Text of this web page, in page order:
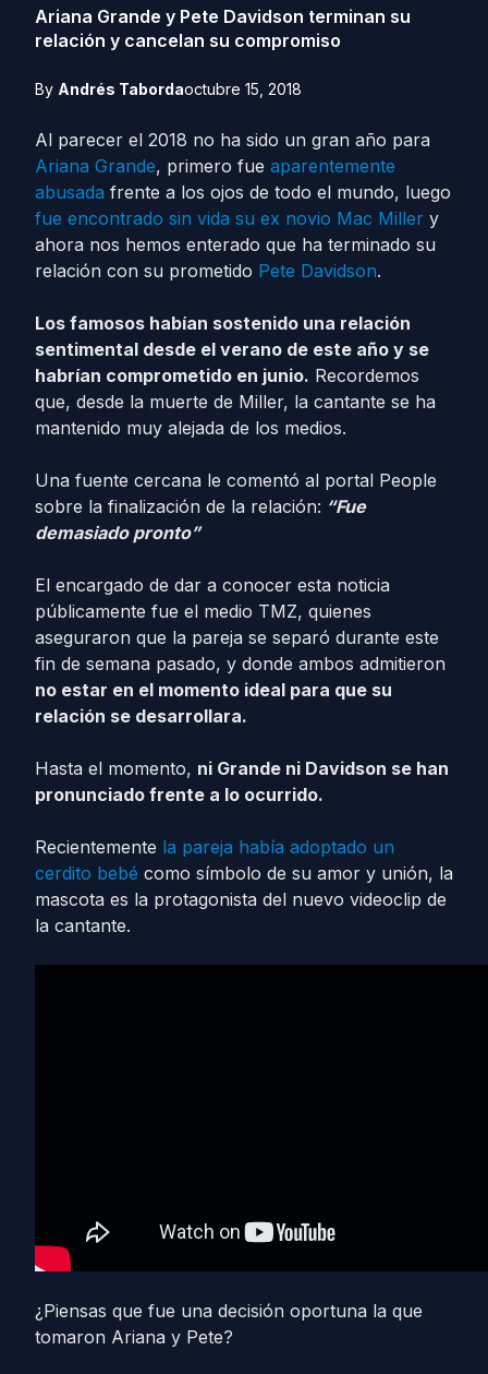
Ariana Grande y Pete Davidson terminan su
relación y cancelan su compromiso
By Andrés Tabordaoctubre 15, 2018
Al parecer el 2018 no ha sido un gran año para
Ariana Grande, primero fue aparentemente
abusada frente a los ojos de todo el mundo, luego
fue encontrado sin vida su ex novio Mac Miller y
ahora nos hemos enterado que ha terminado su
relación con su prometido Pete Davidson.
Los famosos habían sostenido una relación
sentimental desde el verano de este año y se
habrían comprometido en junio. Recordemos
que, desde la muerte de Miller, la cantante se ha
mantenido muy alejada de los medios.
Una fuente cercana le comentó al portal People
sobre la finalización de la relación: “Fue
demasiado pronto”
El encargado de dar a conocer esta noticia
públicamente fue el medio TMZ, quienes
aseguraron que la pareja se separó durante este
fin de semana pasado, y donde ambos admitieron
no estar en el momento ideal para que su
relación se desarrollara.
Hasta el momento, ni Grande ni Davidson se han
pronunciado frente a lo ocurrido.
Recientemente la pareja había adoptado un
cerdito bebé como símbolo de su amor y unión, la
mascota es la protagonista del nuevo videoclip de
la cantante.
¿Piensas que fue una decisión oportuna la que
tomaron Ariana y Pete?